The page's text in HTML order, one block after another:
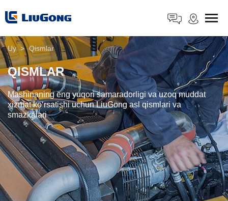
Uy > Qismlar
QISMLAR
Mashinaning eng yuqori samaradorligi va uzoq muddat
xizmat koʻrsatishi uchun LiuGong asl qismlari va
smazkalari